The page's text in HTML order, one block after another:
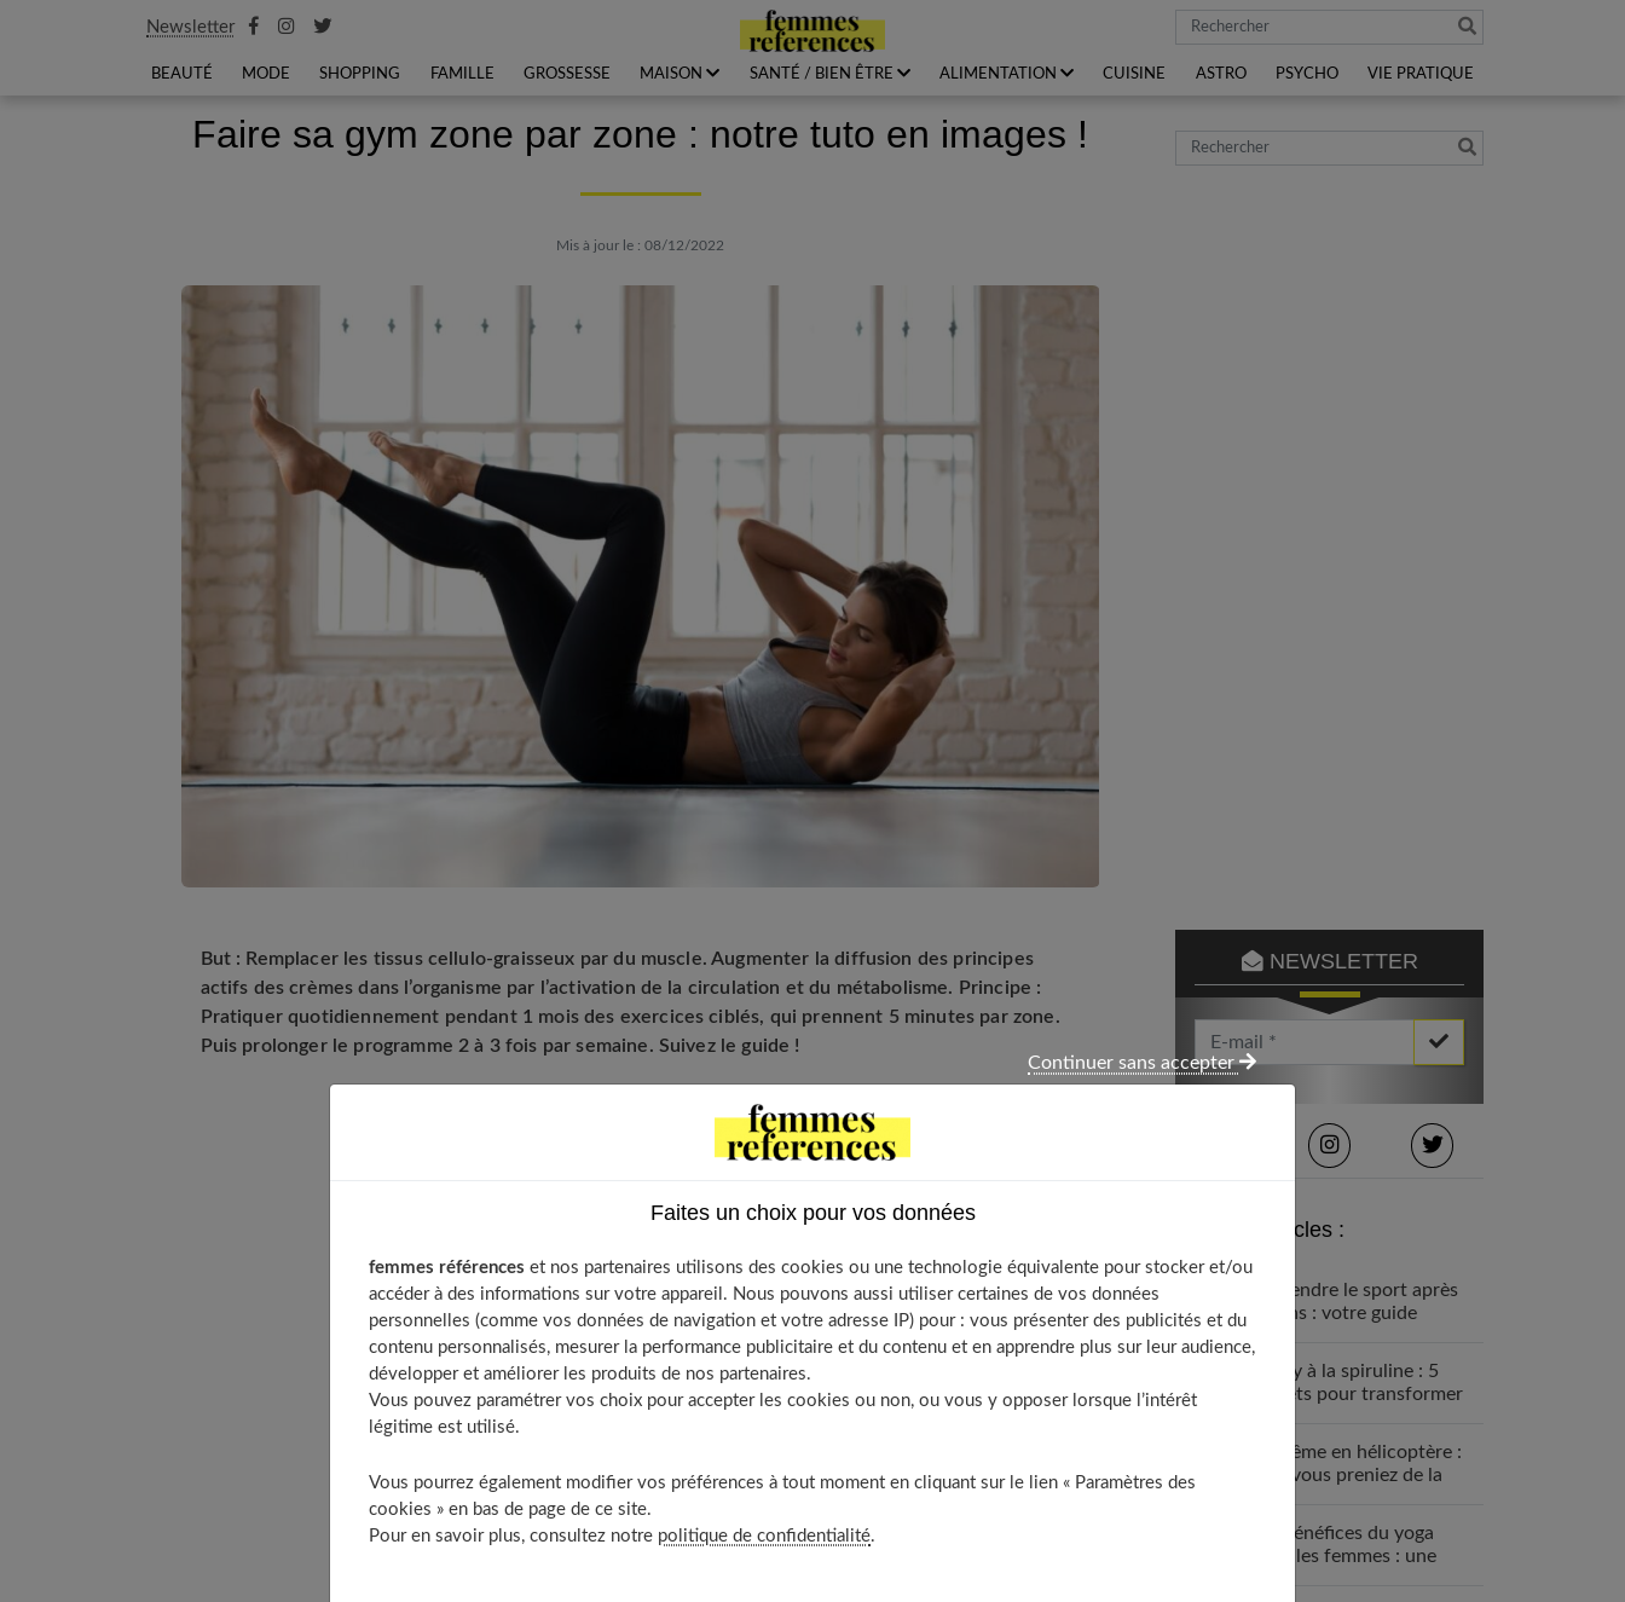
Newsletter Rechercher
BEAUTÉ MODE SHOPPING FAMILLE GROSSESSE MAISON SANTÉ / BIEN ÊTRE ALIMENTATION CUISINE ASTRO PSYCHO VIE PRATIQUE
Faire sa gym zone par zone : notre tuto en images !
Mis à jour le : 08/12/2022
But : Remplacer les tissus cellulo-graisseux par du muscle. Augmenter la diffusion des principes
actifs des crèmes dans l’organisme par l’activation de la circulation et du métabolisme. Principe :
Pratiquer quotidiennement pendant 1 mois des exercices ciblés, qui prennent 5 minutes par zone.
Puis prolonger le programme 2 à 3 fois par semaine. Suivez le guide !
Les obliques
Les cuisses, les hanches
Les mollets
Les muscles du mollet
Les fessiers
Dos des bras et des avant-bras
Les muscles triceps des bras et les épicondyliens
Rechercher
NEWSLETTER
Votre Email *
Derniers articles :
Reprendre le sport après
40 ans : votre guide
aventure active
Whey à la spiruline : 5
secrets pour transformer
Baptême en hélicoptère :
et si vous preniez de la
Les bénéfices du yoga
pour les femmes : une
Faites un choix pour vos données
femmes références et nos partenaires utilisons des cookies ou une technologie équivalente pour stocker et/ou
accéder à des informations sur votre appareil. Nous pouvons aussi utiliser certaines de vos données
personnelles (comme vos données de navigation et votre adresse IP) pour : vous présenter des publicités et du
contenu personnalisés, mesurer la performance publicitaire et du contenu et en apprendre plus sur leur audience,
développer et améliorer les produits de nos partenaires.
Vous pouvez paramétrer vos choix pour accepter les cookies ou non, ou vous y opposer lorsque l’intérêt
légitime est utilisé.
Vous pourrez également modifier vos préférences à tout moment en cliquant sur le lien « Paramètres des
cookies » en bas de page de ce site.
Pour en savoir plus, consultez notre politique de confidentialité.
Continuer sans accepter